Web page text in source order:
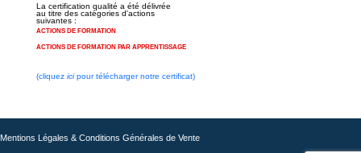
La certification qualité a été délivrée
au titre des catégories d'actions
suivantes :
ACTIONS DE FORMATION
ACTIONS DE FORMATION PAR APPRENTISSAGE
(cliquez icipour télécharger notre certificat)
Mentions Légales & Conditions Générales de Vente